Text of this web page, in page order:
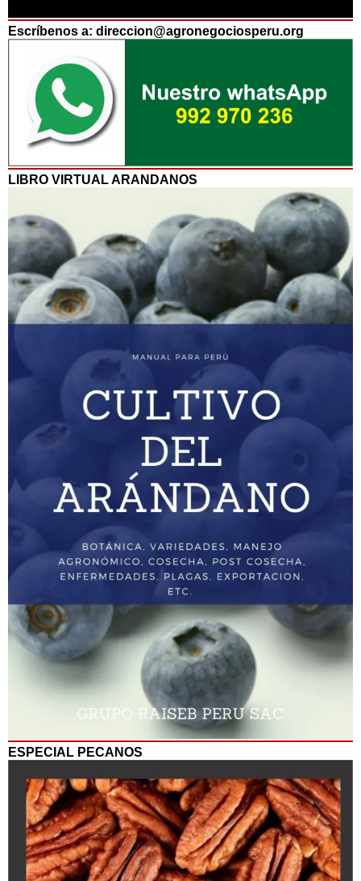
Escríbenos a: direccion@agronegociosperu.org
LIBRO VIRTUAL ARANDANOS
ESPECIAL PECANOS